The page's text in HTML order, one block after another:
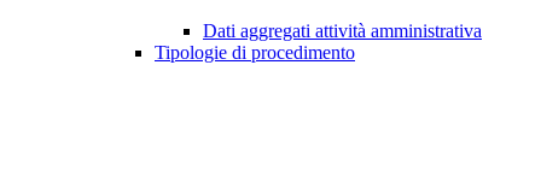
Dati aggregati attività amministrativa
Tipologie di procedimento